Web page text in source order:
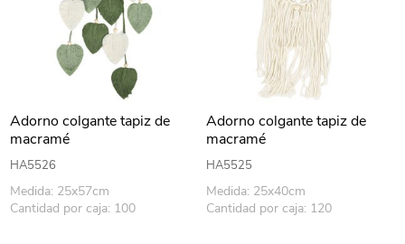
Adorno colgante tapiz de
macramé
HA5526
Medida: 25x57cm
Cantidad por caja: 100
Adorno colgante tapiz de
macramé
HA5525
Medida: 25x40cm
Cantidad por caja: 120